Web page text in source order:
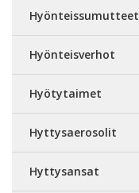
Hyönteissumutteet
Hyönteisverhot
Hyötytaimet
Hyttysaerosolit
Hyttysansat